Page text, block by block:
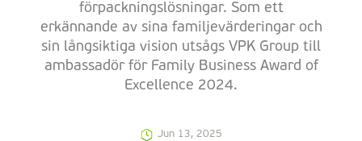
förpackningslösningar. Som ett
erkännande av sina familjevärderingar och
sin långsiktiga vision utsågs VPK Group till
ambassadör för Family Business Award of
Excellence 2024.
Jun 13, 2025